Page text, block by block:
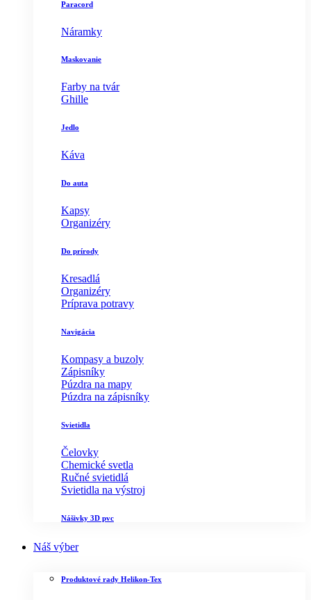
Paracord
Náramky
Maskovanie
Farby na tvár
Ghille
Jedlo
Káva
Do auta
Kapsy
Organizéry
Do prírody
Kresadlá
Organizéry
Príprava potravy
Navigácia
Kompasy a buzoly
Zápisníky
Púzdra na mapy
Púzdra na zápisníky
Svietidla
Čelovky
Chemické svetla
Ručné svietidlá
Svietidla na výstroj
Nášivky 3D pvc
Náš výber
Produktové rady Helikon-Tex